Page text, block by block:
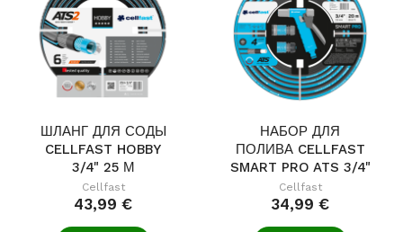
ШЛАНГ ДЛЯ СОДЫ
CELLFAST HOBBY
3/4" 25 М
Cellfast
43,99 €
НАБОР ДЛЯ
ПОЛИВА CELLFAST
SMART PRO ATS 3/4"
20 М
Cellfast
34,99 €